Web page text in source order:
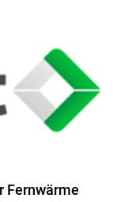
Fernwärme